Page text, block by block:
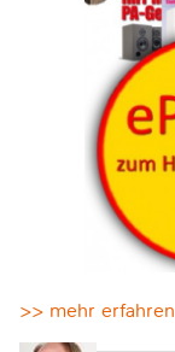
>> mehr erfahren